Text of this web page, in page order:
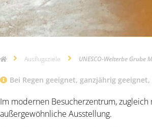
Ausflugsziele UNESCO-Welterbe Grube
Bei Regen geeignet, ganzjährig geeignet,
Im modernen Besucherzentrum,
außergewöhnliche Ausstellung.